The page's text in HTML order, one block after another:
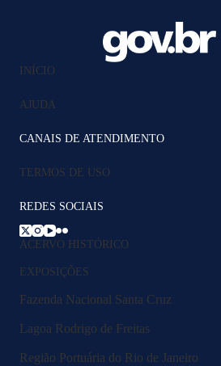
INÍCIO
AJUDA
CANAIS DE ATENDIMENTO
TERMOS DE USO
REDES SOCIAIS
ACERVO HISTÓRICO
EXPOSIÇÕES
Fazenda Nacional Santa Cruz
Lagoa Rodrigo de Freitas
Região Portuária do Rio de Janeiro